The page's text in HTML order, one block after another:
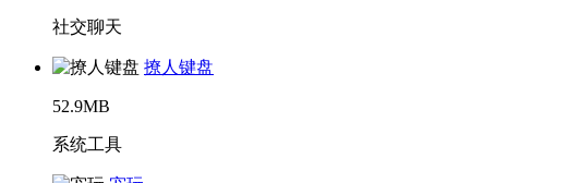
社交聊天
撩人键盘
52.9MB
系统工具